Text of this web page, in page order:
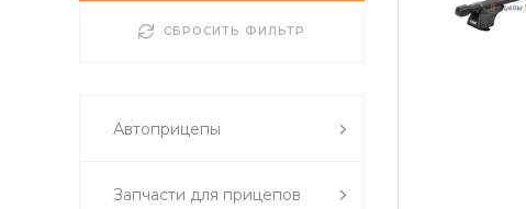
СБРОСИТЬ ФИЛЬТР
Автоприцепы
Запчасти для прицепов